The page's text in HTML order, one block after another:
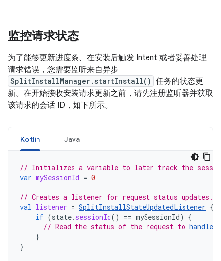
监控请求状态
为了能够更新进度条、在安装后触发 Intent 或者妥善处理
请求错误，您需要监听来自异步
SplitInstallManager.startInstall() 任务的状态更
新。在开始接收安装请求更新之前，请先注册监听器并获取
该请求的会话 ID，如下所示。
Kotlin Java
// Initializes a variable to later track the
var mySessionId = 0
// Creates a listener for request status updates.
val listener = SplitInstallStateUpdatedListener {
if (state. sessionId() == mySessionId)
{
// Read the status of the request to handle
}
}